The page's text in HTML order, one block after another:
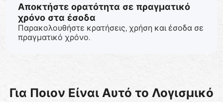
Αποκτήστε ορατότητα σε πραγματικό
χρόνο στα έσοδα
Παρακολουθήστε κρατήσεις, χρήση και έσοδα σε
πραγματικό χρόνο.
Για Ποιον Είναι Αυτό το Λογισμικό